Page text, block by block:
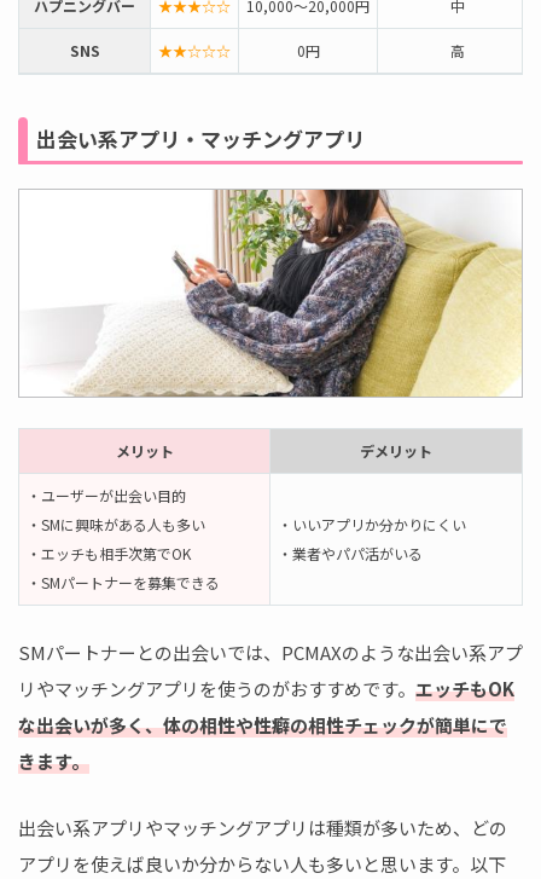
ハプニングバー ★★★☆☆ 10,000～20,000円 中
SNS ★★☆☆☆ 0円 高
出会い系アプリ・マッチングアプリ
メリット デメリット
・ユーザーが出会い目的
・SMに興味がある人も多い
・エッチも相手次第でOK
・SMパートナーを募集できる
・いいアプリか分かりにくい
・業者やパパ活がいる
SMパートナーとの出会いでは、PCMAXのような出会い系アプ
リやマッチングアプリを使うのがおすすめです。 エッチもOK
な出会いが多く、体の相性や性癖の相性チェックが簡単にで
きます。
出会い系アプリやマッチングアプリは種類が多いため、どの
アプリを使えば良いか分からない人も多いと思います。以下